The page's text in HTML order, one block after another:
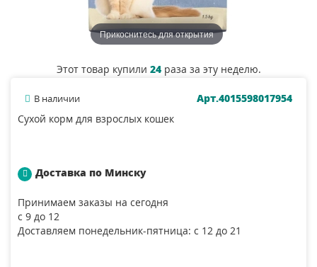
Прикоснитесь для открытия
Этот товар купили 24раза за эту неделю.
В наличии
Арт.4015598017954
Сухой корм для взрослых кошек
Доставка по Минску
Принимаем заказы на сегодня
с 9 до 12
Доставляем понедельник-пятница: с 12 до 21